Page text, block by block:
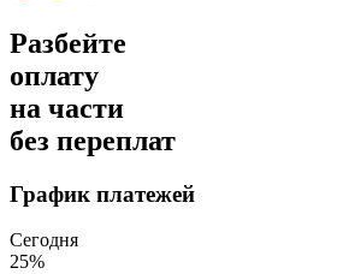
Разбейте
оплату
на части
без переплат
График платежей
Сегодня
25%